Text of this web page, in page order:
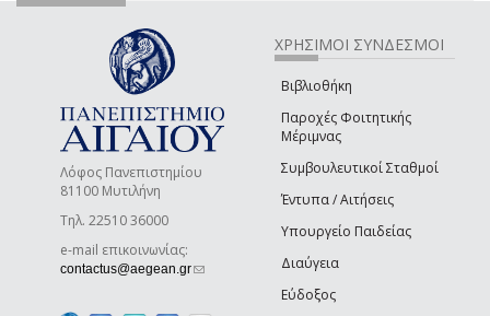
Λόφος Πανεπιστημίου
81100 Μυτιλήνη
Τηλ. 22510 36000
e-mail επικοινωνίας:
contactus@aegean.gr(link sends e-mail)
ΧΡΗΣΙΜΟΙ ΣΥΝΔΕΣΜΟΙ
Βιβλιοθήκη
Παροχές Φοιτητικής
Μέριμνας
Συμβουλευτικοί Σταθμοί
Έντυπα / Αιτήσεις
Υπουργείο Παιδείας
Διαύγεια
Εύδοξος